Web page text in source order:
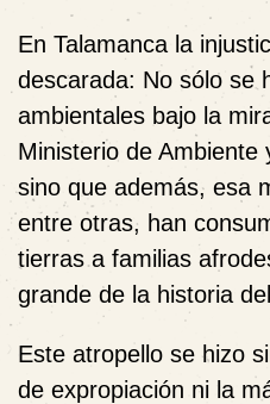
En Talamanca la
descarada: No sólo se
ambientales bajo la
Ministerio de Ambiente
sino que además, esa
entre otras, han
tierras a familias
grande de la historia
Este atropello se hizo
de expropiación ni la